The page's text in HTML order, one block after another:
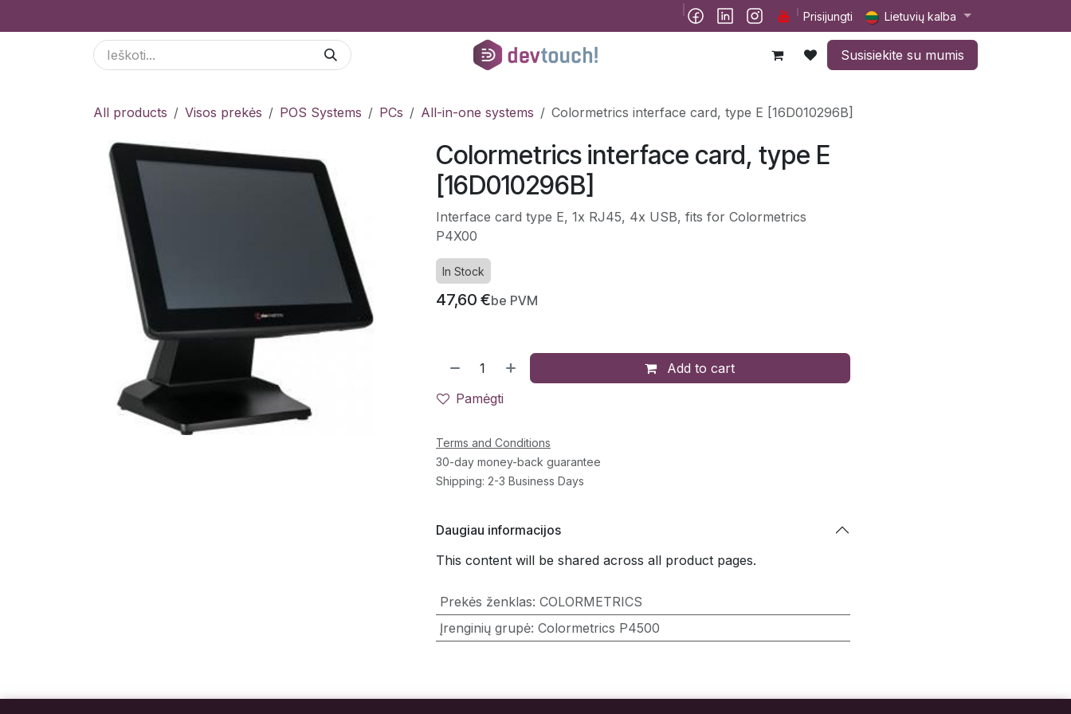
Kursai Help Darbai Susisiekite su mumis
Prisijungti Lietuvių kalba
Susisiekite su mumis
All products Visos prekės POS Systems PCs All-in-one systems Colormetrics interface card, type E [16D010296B]
Colormetrics interface card, type E
[16D010296B]
Interface card type E, 1x RJ45, 4x USB, fits for Colormetrics
P4X00
In Stock
47,60 €be PVM
Add to cart
Pamėgti
Terms and Conditions
30-day money-back guarantee
Shipping: 2-3 Business Days
Daugiau informacijos
This content will be shared across all product pages.
Prekės ženklas: COLORMETRICS
Įrenginių grupė: Colormetrics P4500